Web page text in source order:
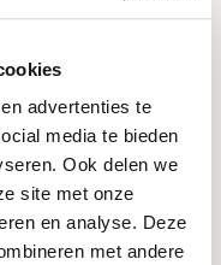
advertenties te
media te bieden
Ook delen we
site met onze
en analyse. Deze
met andere